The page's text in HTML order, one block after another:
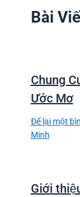
Bài
Chung
Ước Mơ
Để lại một
Minh
Giới